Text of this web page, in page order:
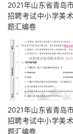
2021年山东省青岛
招聘考试中小学美
题汇编卷
2021年山东省青岛
招聘考试中小学美
题汇编卷